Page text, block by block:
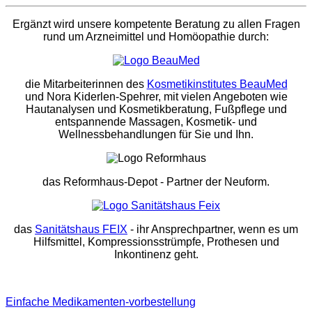
Ergänzt wird unsere kompetente Beratung zu allen Fragen
rund um Arzneimittel und Homöopathie durch:
die Mitarbeiterinnen des Kosmetikinstitutes BeauMed
und Nora Kiderlen-Spehrer, mit vielen Angeboten wie
Hautanalysen und Kosmetikberatung, Fußpflege und
entspannende Massagen, Kosmetik- und
Wellnessbehandlungen für Sie und Ihn.
das Reformhaus-Depot- Partner der Neuform.
das Sanitätshaus FEIX - ihr Ansprechpartner, wenn es um
Hilfsmittel, Kompressionsstrümpfe, Prothesen und
Inkontinenz geht.
Einfache Medikamenten-vorbestellung